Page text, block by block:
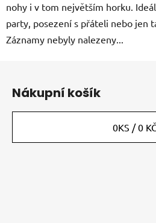
nohy i v tom největším horku.
party, posezení s přáteli nebo jen
Záznamy nebyly nalezeny...
Nákupní košík
0KS /0